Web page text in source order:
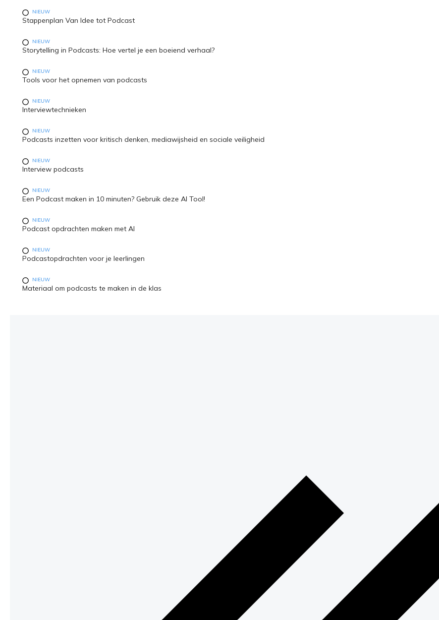
NIEUW
Stappenplan Van Idee tot Podcast
NIEUW
Storytelling in Podcasts: Hoe vertel je een boeiend verhaal?
NIEUW
Tools voor het opnemen van podcasts
NIEUW
Interviewtechnieken
NIEUW
Podcasts inzetten voor kritisch denken, mediawijsheid en sociale veiligheid
NIEUW
Interview podcasts
NIEUW
Een Podcast maken in 10 minuten? Gebruik deze AI Tool!
NIEUW
Podcast opdrachten maken met AI
NIEUW
Podcastopdrachten voor je leerlingen
NIEUW
Materiaal om podcasts te maken in de klas